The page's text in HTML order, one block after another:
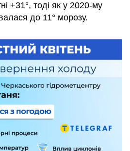
+31°, тоді як у 2020-му
до 11° морозу.